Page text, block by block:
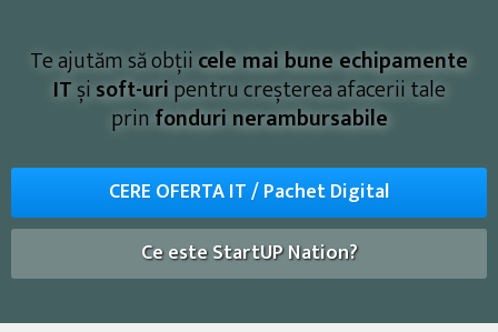
Te ajutăm să obții cele mai bune echipamente
ITși soft-uripentru creșterea afacerii tale
prin fonduri nerambursabile
CERE OFERTA IT / Pachet Digital
Ce este StartUP Nation?